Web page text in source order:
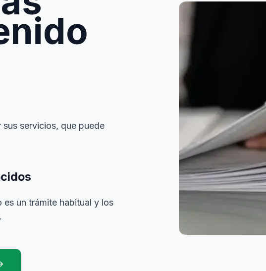
servicios, que puede
un trámite habitual y los